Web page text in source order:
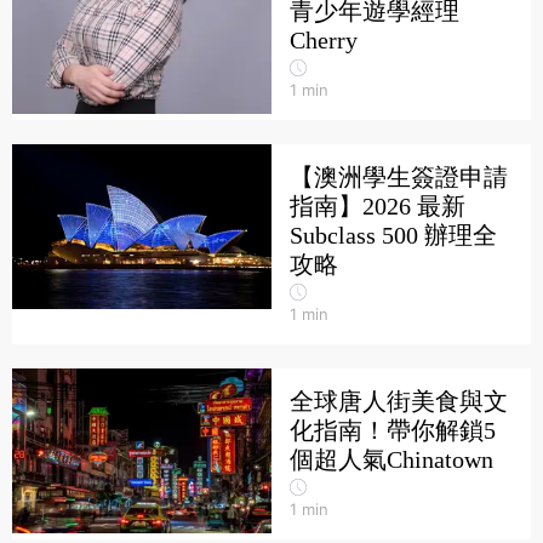
青少年遊學經理
Cherry
1 min
【澳洲學生簽證申請
指南】2026 最新
Subclass 500 辦理全
攻略
1 min
全球唐人街美食與文
化指南！帶你解鎖5
個超人氣Chinatown
1 min